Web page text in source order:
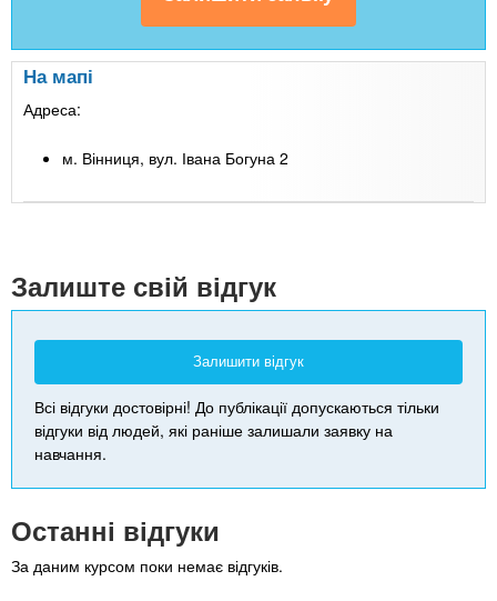
На мапі
Адреса:
м. Вінниця, вул. Івана Богуна 2
Залиште свій відгук
Залишити відгук
Всі відгуки достовірні! До публікації допускаються тільки
відгуки від людей, які раніше залишали заявку на
навчання.
Останні відгуки
За даним курсом поки немає відгуків.